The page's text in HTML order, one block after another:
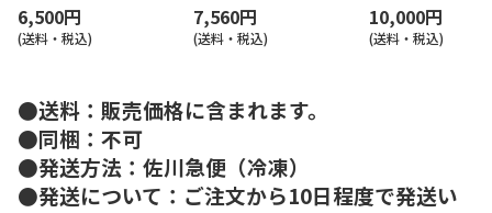
6,500円
(送料・税込)
7,560円
(送料・税込)
10,000円
(送料・税込)
●送料：販売価格に含まれます。
●同梱：不可
●発送方法：佐川急便（冷凍）
●発送について：ご注文から10日程度で発送い